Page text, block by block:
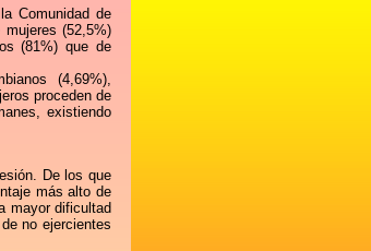
Comunidad de
(52,5%)
(81%) que de
(4,69%),
proceden de
existiendo
De los que
más alto de
mayor dificultad
no ejercientes